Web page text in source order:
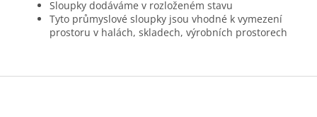
Sloupky dodáváme v rozloženém stavu
Tyto průmyslové sloupky jsou vhodné k vymezení
prostoru v halách, skladech, výrobních prostorech
Z